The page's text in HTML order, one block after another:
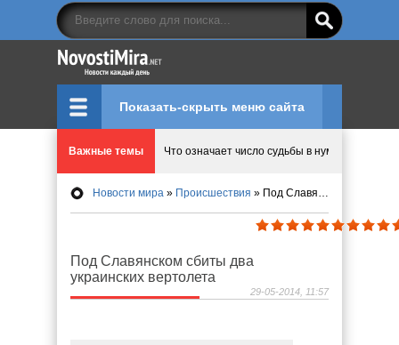
Показать-скрыть меню сайта
Важные темы Что означает число судьбы в нумерологии
Эволюция управления: Как ALD Pro меняет
Идеи, куда сходить с детьми в парки, музеи и
Новости мира » Происшествия » Под Славянском сбиты два украинских вертолета
Под Славянском сбиты два
украинских вертолета
29-05-2014, 11:57